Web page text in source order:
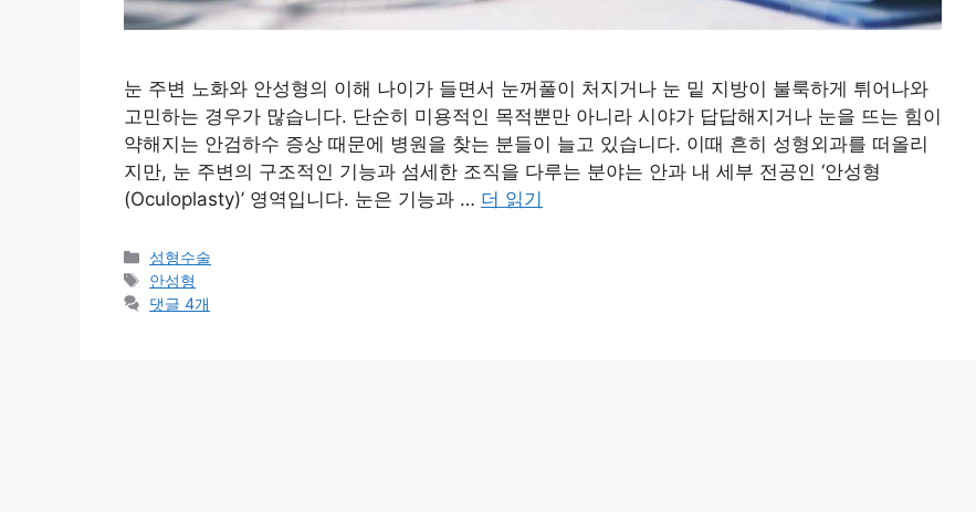
눈 주변 노화와 안성형의 이해 나이가 들면서 눈꺼풀이 처지거나 눈 밑 지방이 불룩하게 튀어나와
고민하는 경우가 많습니다. 단순히 미용적인 목적뿐만 아니라 시야가 답답해지거나 눈을 뜨는 힘이
약해지는 안검하수 증상 때문에 병원을 찾는 분들이 늘고 있습니다. 이때 흔히 성형외과를 떠올리
지만, 눈 주변의 구조적인 기능과 섬세한 조직을 다루는 분야는 안과 내 세부 전공인 ‘안성형
(Oculoplasty)’ 영역입니다. 눈은 기능과 … 더 읽기
카
테
고
성형수술
태
그
안성형
댓글 4개